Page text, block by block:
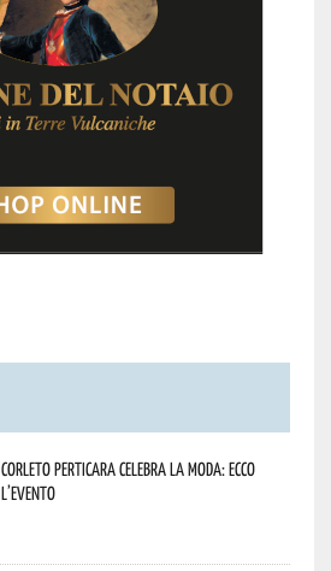
Corleto Perticara celebra la moda: ecco
l’evento